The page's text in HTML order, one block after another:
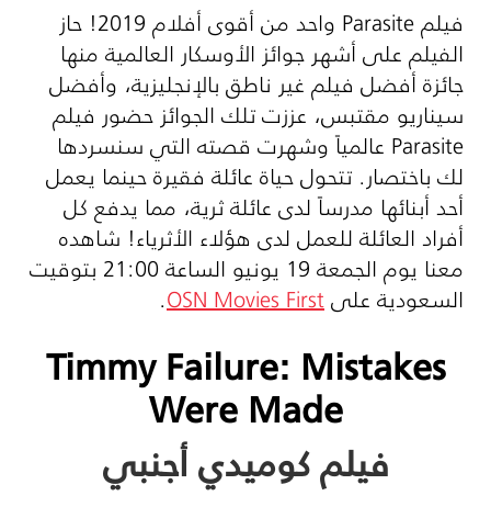
فيلمParasite واحد من أقوى أفلام 2019! حاز
الفيلم على أشهر جوائز الأوسكار العالمية منها
جائزة أفضل فيلم غير ناطق بالإنجليزية، وأفضل
سيناريو مقتبس، عززت تلك الجوائز حضور فيلم
Parasite عالمياً وشهرت قصته التي سنسردها
لك باختصار. تتحول حياة عائلة فقيرة حينما يعمل
أحد أبنائها مدرساً لدى عائلة ثرية، مما يدفع كل
أفراد العائلة للعمل لدى هؤلاء الأثرياء! شاهده
معنا يوم الجمعة 19 يونيو الساعة 21:00 بتوقيت
السعودية علىOSN Movies First
.
Timmy Failure: Mistakes
Were Made
فيلم كوميدي أجنبي